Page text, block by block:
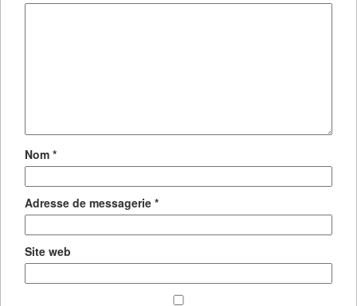
Nom *
Adresse de messagerie *
Site web